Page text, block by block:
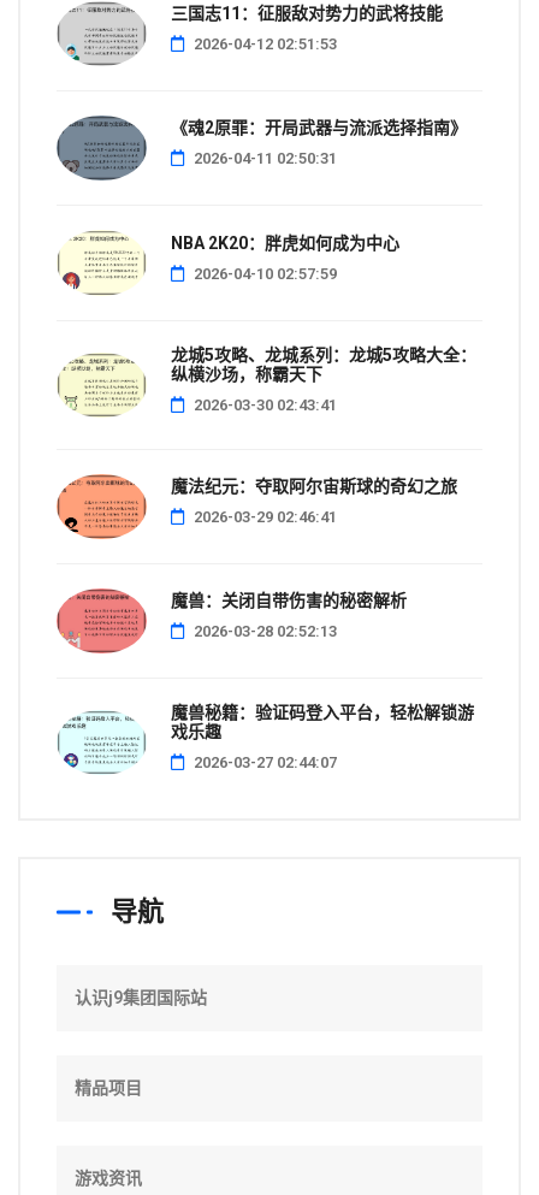
三国志11：征服敌对势力的武将技能
2026-04-12 02:51:53
《魂2原罪：开局武器与流派选择指南》
2026-04-11 02:50:31
NBA 2K20：胖虎如何成为中心
2026-04-10 02:57:59
龙城5攻略、龙城系列：龙城5攻略大全：
纵横沙场，称霸天下
2026-03-30 02:43:41
魔法纪元：夺取阿尔宙斯球的奇幻之旅
2026-03-29 02:46:41
魔兽：关闭自带伤害的秘密解析
2026-03-28 02:52:13
魔兽秘籍：验证码登入平台，轻松解锁游
戏乐趣
2026-03-27 02:44:07
导航
认识j9集团国际站
精品项目
游戏资讯